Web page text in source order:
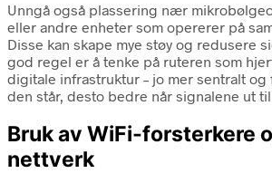
Unngå også plassering nær
eller andre enheter som opererer på
Disse kan skape mye støy og redusere
god regel er å tenke på ruteren som
digitale infrastruktur – jo mer sentralt
den står, desto bedre når signalene ut
Bruk av WiFi-forsterkere
nettverk